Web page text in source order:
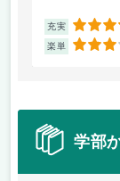
充実 5
楽単 3
学部